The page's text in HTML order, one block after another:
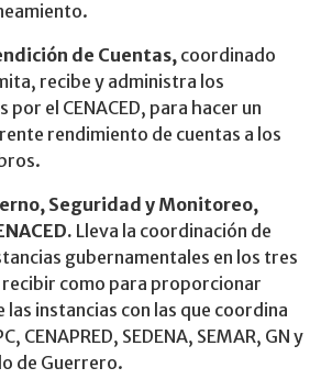
de Cuentas, coordinado
recibe y administra los
el CENACED, para hacer un
rendimiento de cuentas a los
Seguridad y Monitoreo,
Lleva la coordinación de
gubernamentales en los tres
como para proporcionar
las instancias con las que coordina
CENAPRED, SEDENA, SEMAR, GN y
de Guerrero.